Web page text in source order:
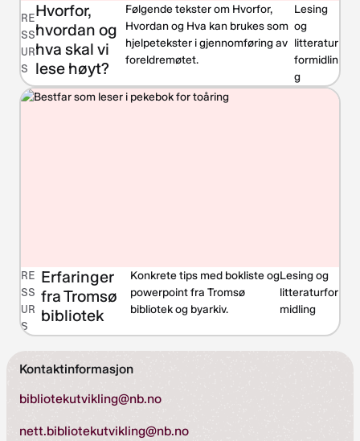
RE
SS
UR
S
Hvorfor,
hvordan og
hva skal vi
lese høyt?
Følgende tekster om Hvorfor,
Hvordan og Hva kan brukes som
hjelpetekster i gjennomføring av
foreldremøtet.
Lesing
og
litteratur
formidlin
g
RE
SS
UR
S
Erfaringer
fra Tromsø
bibliotek
Konkrete tips med bokliste og
powerpoint fra Tromsø
bibliotek og byarkiv.
Lesing og
litteraturfor
midling
Kontaktinformasjon
bibliotekutvikling@nb.no
nett.bibliotekutvikling@nb.no